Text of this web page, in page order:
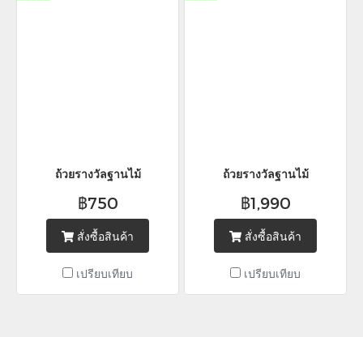
ถ้วยรางวัลฐานไม้
฿750
สั่งซื้อสินค้า
เปรียบเทียบ
ถ้วยรางวัลฐานไม้
฿1,990
สั่งซื้อสินค้า
เปรียบเทียบ